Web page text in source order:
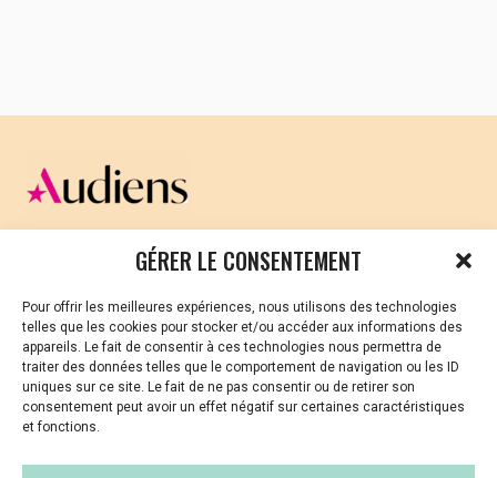
GÉRER LE CONSENTEMENT
Pour offrir les meilleures expériences, nous utilisons des technologies
telles que les cookies pour stocker et/ou accéder aux informations des
appareils. Le fait de consentir à ces technologies nous permettra de
traiter des données telles que le comportement de navigation ou les ID
uniques sur ce site. Le fait de ne pas consentir ou de retirer son
consentement peut avoir un effet négatif sur certaines caractéristiques
et fonctions.
Pléneuf Val André du 21 au 23 octobre à la salle des
Hillion les 25 et 26 octobre à l’espace Palante
Saint-Lunaire les 29,30 et 31 octobre au centre culturel Jean
Binic -Etables sur mer accueillera le festival du 21 au 25
novembre à la Galerie et au cinéma Le Korrigan d’Etables
sur Mer
uffejbretagne.net
CELLULE D’ÉCOUTE ET DE SOUTIEN PSYCHOLOGIQUE ET
Vous avez été témoin ou vous êtes victime de VSS ? Ou
vous êtes référent·es harcèlement en besoin de soutien
ou d’informations ?
01 87 20 30 90
violences-sexuelles-culture@audiens.org